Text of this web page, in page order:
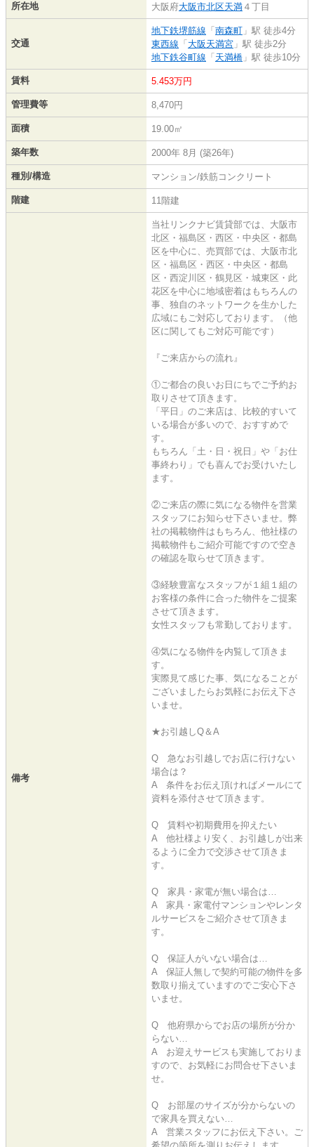
所在地 大阪府大阪市北区天満 ４丁目
交通
地下鉄堺筋線 「 南森町 」駅 徒歩4分
東西線 「 大阪天満宮 」駅 徒歩2分
地下鉄谷町線 「 天満橋 」駅 徒歩10分
賃料 5.453万円
管理費等 8,470円
面積 19.00㎡
築年数 2000年 8月 (築26年)
種別/構造 マンション/鉄筋コンクリート
階建 11階建
備考
当社リンクナビ賃貸部では、大阪市
北区・福島区・西区・中央区・都島
区を中心に、売買部では、大阪市北
区・福島区・西区・中央区・都島
区・西淀川区・鶴見区・城東区・此
花区を中心に地域密着はもちろんの
事、独自のネットワークを生かした
広域にもご対応しております。（他
区に関してもご対応可能です）
『ご来店からの流れ』
①ご都合の良いお日にちでご予約お
取りさせて頂きます。
「平日」のご来店は、比較的すいて
いる場合が多いので、おすすめで
す。
もちろん「土・日・祝日」や「お仕
事終わり」でも喜んでお受けいたし
ます。
②ご来店の際に気になる物件を営業
スタッフにお知らせ下さいませ。弊
社の掲載物件はもちろん、他社様の
掲載物件もご紹介可能ですので空き
の確認を取らせて頂きます。
③経験豊富なスタッフが１組１組の
お客様の条件に合った物件をご提案
させて頂きます。
女性スタッフも常勤しております。
④気になる物件を内覧して頂きま
す。
実際見て感じた事、気になることが
ございましたらお気軽にお伝え下さ
いませ。
★お引越しQ＆A
Q 急なお引越しでお店に行けない
場合は？
A 条件をお伝え頂ければメールにて
資料を添付させて頂きます。
Q 賃料や初期費用を抑えたい
A 他社様より安く、お引越しが出来
るように全力で交渉させて頂きま
す。
Q 家具・家電が無い場合は…
A 家具・家電付マンションやレンタ
ルサービスをご紹介させて頂きま
す。
Q 保証人がいない場合は…
A 保証人無しで契約可能の物件を多
数取り揃えていますのでご安心下さ
いませ。
Q 他府県からでお店の場所が分か
らない…
A お迎えサービスも実施しておりま
すので、お気軽にお問合せ下さいま
せ。
Q お部屋のサイズが分からないの
で家具を買えない…
A 営業スタッフにお伝え下さい。ご